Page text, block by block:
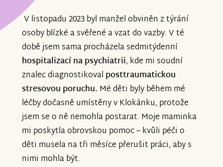
V listopadu 2023 byl manžel obviněn z týrání
osoby blízké a svěřené a vzat do vazby. V té
době jsem sama procházela sedmitýdenní
hospitalizací na psychiatrii, kde mi soudní
znalec diagnostikoval posttraumatickou
stresovou poruchu. Mé děti byly během mé
léčby dočasně umístěny v Klokánku, protože
jsem se o ně nemohla postarat. Moje maminka
mi poskytla obrovskou pomoc – kvůli péči o
děti musela na tři měsíce přerušit práci, aby s
nimi mohla být.